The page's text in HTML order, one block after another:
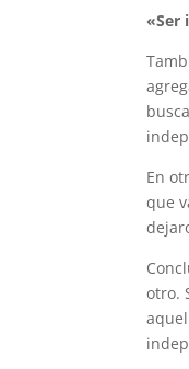
«Ser
En
que
otro.